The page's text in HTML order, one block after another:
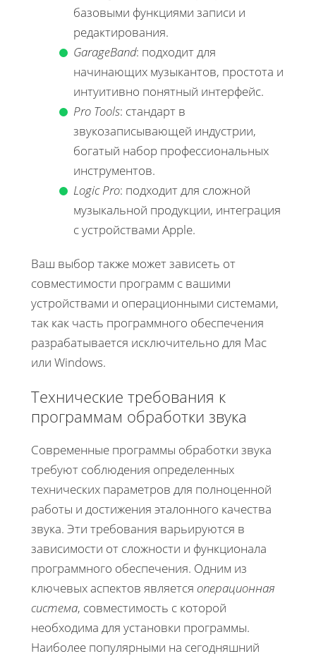
базовыми функциями записи и
редактирования.
GarageBand: подходит для
начинающих музыкантов, простота и
интуитивно понятный интерфейс.
Pro Tools: стандарт в
звукозаписывающей индустрии,
богатый набор профессиональных
инструментов.
Logic Pro: подходит для сложной
музыкальной продукции, интеграция
с устройствами Apple.
Ваш выбор также может зависеть от
совместимости программ с вашими
устройствами и операционными системами,
так как часть программного обеспечения
разрабатывается исключительно для Mac
или Windows.
Технические требования к
программам обработки звука
Современные программы обработки звука
требуют соблюдения определенных
технических параметров для полноценной
работы и достижения эталонного качества
звука. Эти требования варьируются в
зависимости от сложности и функционала
программного обеспечения. Одним из
ключевых аспектов является операционная
система, совместимость с которой
необходима для установки программы.
Наиболее популярными на сегодняшний